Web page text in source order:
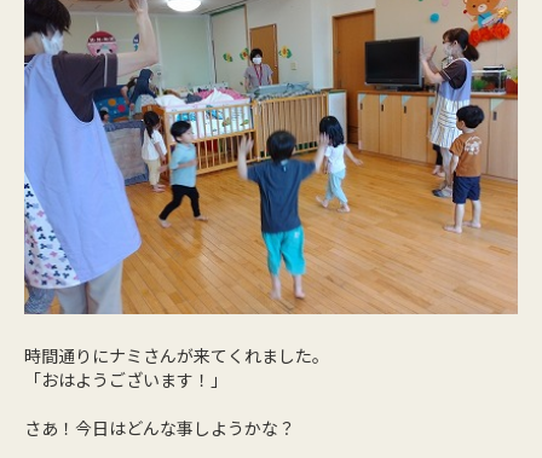
時間通りにナミさんが来てくれました。
「おはようございます！」
さあ！今日はどんな事しようかな？